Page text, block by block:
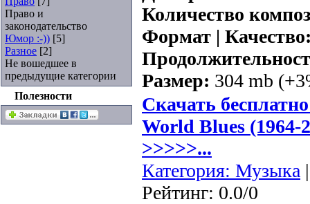
Право и
законодательство
Юмор :-)) [5]
Разное [2]
Не вошедшее в
предыдущие категории
Полезности
Количество
Формат |
Размер: 304 mb
Скачать
World Blues (1964-
>>>>>...
Категория: Музыка
Рейтинг: 0.0/0